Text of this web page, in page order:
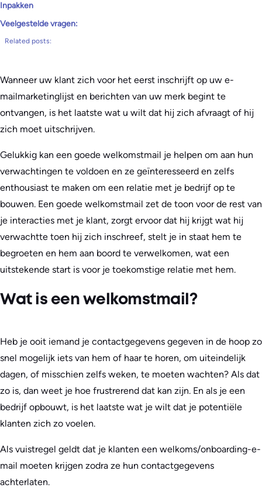
Inpakken
Veelgestelde vragen:
Related posts:
Wanneer uw klant zich voor het eerst inschrijft op uw e-
mailmarketinglijst en berichten van uw merk begint te
ontvangen, is het laatste wat u wilt dat hij zich afvraagt of hij
zich moet uitschrijven.
Gelukkig kan een goede welkomstmail je helpen om aan hun
verwachtingen te voldoen en ze geïnteresseerd en zelfs
enthousiast te maken om een relatie met je bedrijf op te
bouwen. Een goede welkomstmail zet de toon voor de rest van
je interacties met je klant, zorgt ervoor dat hij krijgt wat hij
verwachtte toen hij zich inschreef, stelt je in staat hem te
begroeten en hem aan boord te verwelkomen, wat een
uitstekende start is voor je toekomstige relatie met hem.
Wat is een welkomstmail?
Heb je ooit iemand je contactgegevens gegeven in de hoop zo
snel mogelijk iets van hem of haar te horen, om uiteindelijk
dagen, of misschien zelfs weken, te moeten wachten? Als dat
zo is, dan weet je hoe frustrerend dat kan zijn. En als je een
bedrijf opbouwt, is het laatste wat je wilt dat je potentiële
klanten zich zo voelen.
Als vuistregel geldt dat je klanten een welkoms/onboarding-e-
mail moeten krijgen zodra ze hun contactgegevens
achterlaten.